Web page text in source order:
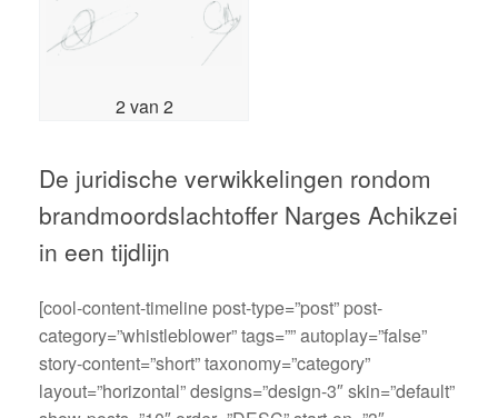
2 van 2
De juridische verwikkelingen rondom
brandmoordslachtoffer Narges Achikzei
in een tijdlijn
[cool-content-timeline post-type=”post” post-
category=”whistleblower” tags=”” autoplay=”false”
story-content=”short” taxonomy=”category”
layout=”horizontal” designs=”design-3″ skin=”default”